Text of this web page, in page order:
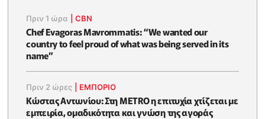
Πριν 1 ώρα |CBN
Chef Evagoras Mavrommatis: “We wanted our
country to feel proud of what was being served in its
name”
Πριν 2 ώρες ΕΜΠΟΡΙΟ
Κώστας Αντωνίου: Στη METRO η επιτυχία χτίζεται με
εμπειρία, ομαδικότητα και γνώση της αγοράς